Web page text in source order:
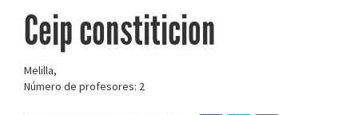
Ceip constiticion
Melilla,
Número de profesores: 2